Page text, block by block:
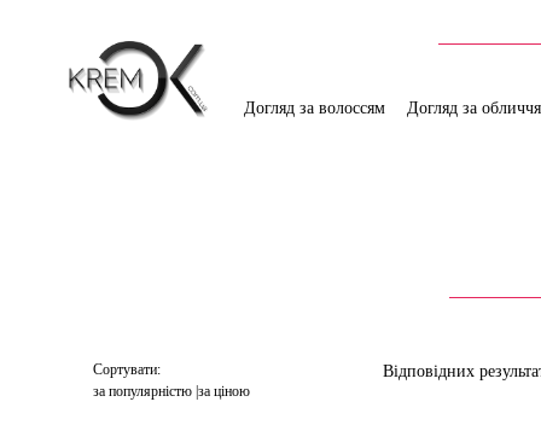
Догляд за волоссям Догляд за
Сортувати:
за популярністю за ціною
Відповідних